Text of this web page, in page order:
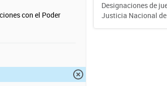
con el Poder
Designaciones de
Justicia Nacional